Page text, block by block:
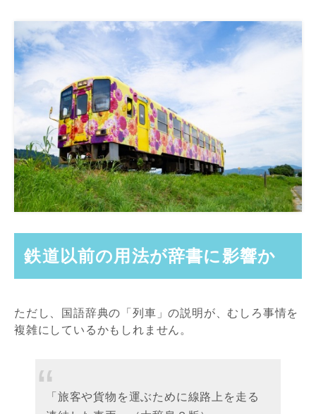
鉄道以前の用法が辞書に影響か
ただし、国語辞典の「列車」の説明が、むしろ事情を
複雑にしているかもしれません。
「旅客や貨物を運ぶために線路上を走る